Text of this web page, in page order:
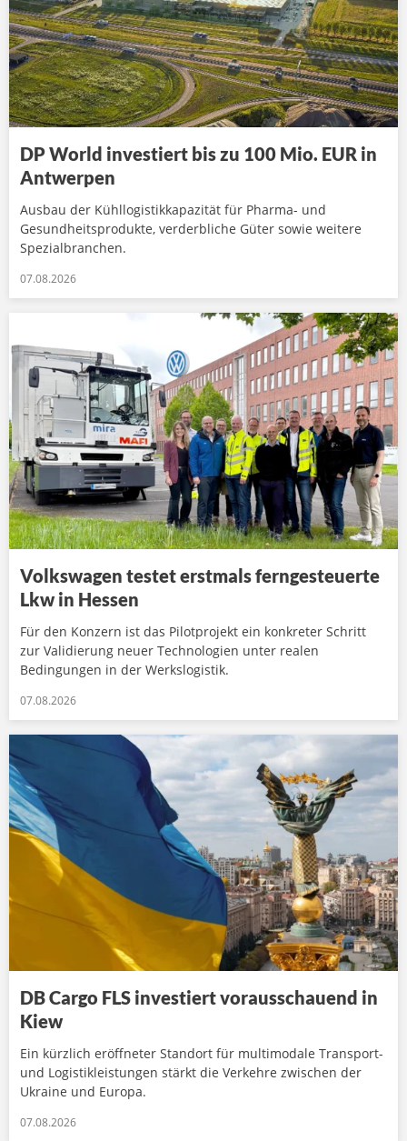
DP World investiert bis zu 100 Mio. EUR in
Antwerpen
Ausbau der Kühllogistikkapazität für Pharma- und
Gesundheitsprodukte, verderbliche Güter sowie weitere
Spezialbranchen.
07.08.2026
Volkswagen testet erstmals ferngesteuerte
Lkw in Hessen
Für den Konzern ist das Pilotprojekt ein konkreter Schritt
zur Validierung neuer Technologien unter realen
Bedingungen in der Werkslogistik.
07.08.2026
DB Cargo FLS investiert vorausschauend in
Kiew
Ein kürzlich eröffneter Standort für multimodale Transport-
und Logistikleistungen stärkt die Verkehre zwischen der
Ukraine und Europa.
07.08.2026